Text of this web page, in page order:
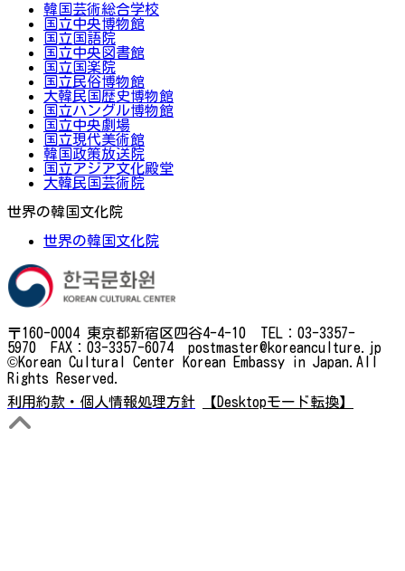
韓国芸術総合学校
国立中央博物館
国立国語院
国立中央図書館
国立国楽院
国立民俗博物館
大韓民国歴史博物館
国立ハングル博物館
国立中央劇場
国立現代美術館
韓国政策放送院
国立アジア文化殿堂
大韓民国芸術院
世界の韓国文化院
世界の韓国文化院
〒160-0004 東京都新宿区四谷4-4-10 TEL：03-3357-
5970 FAX：03-3357-6074 postmaster@koreanculture.jp
©Korean Cultural Center Korean Embassy in Japan.All
Rights Reserved.
利用約款・個人情報処理方針
【Desktopモード転換】